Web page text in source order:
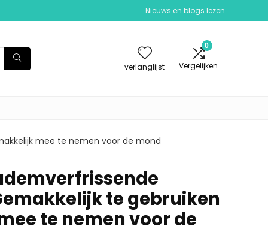
Nieuws en blogs lezen
verlanglijst
0
Vergelijken
mee te nemen voor de mond
te gebruiken
te nemen voor de